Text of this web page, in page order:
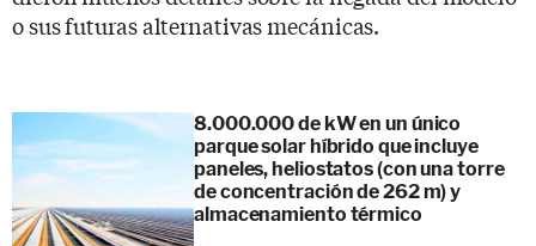
o sus futuras alternativas mecánicas.
8.000.000 de kW en un único
parque solar híbrido que incluye
paneles, heliostatos (con una torre
de concentración de 262 m) y
almacenamiento térmico